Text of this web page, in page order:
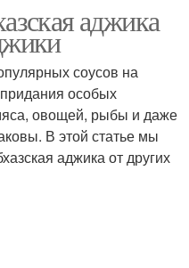
аджика
соусов на
особых
овощей, рыбы и даже
В этой статье мы
аджика от других